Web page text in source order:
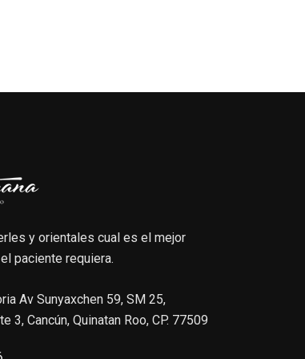
y orientales cual es el mejor
paciente requiera.
Av Sunyaxchen 59, SM 25,
3, Cancún, Quinatan Roo, CP. 77509